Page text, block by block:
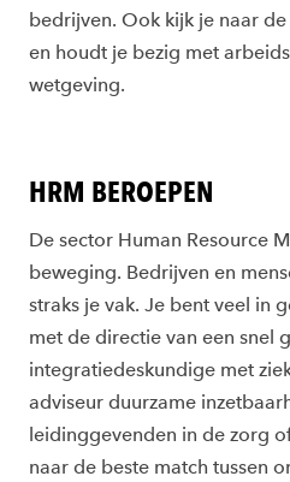
bedrijven. Ook kijk je naar
en houdt je bezig met
wetgeving.
HRM BEROEPEN
De sector Human Resource
beweging. Bedrijven en
straks je vak. Je bent veel in
met de directie van een snel
integratiedeskundige met
adviseur duurzame
leidinggevenden in de zorg
naar de beste match tussen